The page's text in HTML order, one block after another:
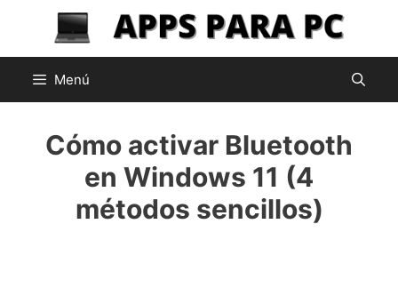
contenido
Menú
Cómo activar Bluetooth
en Windows 11 (4
métodos sencillos)